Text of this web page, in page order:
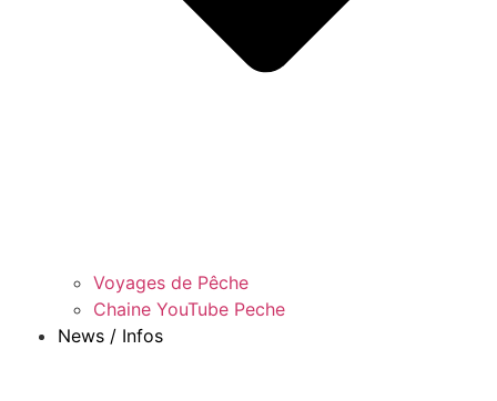
Voyages de Pêche
Chaine YouTube Peche
News / Infos